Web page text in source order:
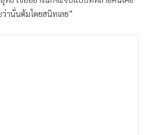
านั่นต้มโดยสนิทเลย”